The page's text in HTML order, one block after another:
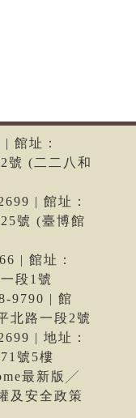
館址：
號 (二二八和
| 館址：
號 (臺博館
| 館址：
段1號
9790 | 館
北路一段2號
| 地址：
號5樓
最新版╱
及安全政策